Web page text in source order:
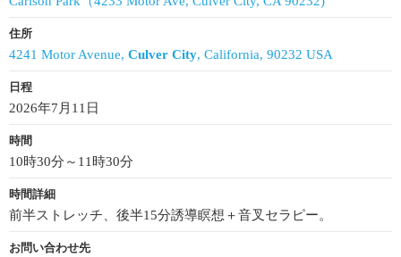
住所
4241 Motor Avenue, Culver City, California, 90232 USA
日程
2026年7月11日
時間
10時30分～11時30分
時間詳細
前半ストレッチ、後半15分誘導瞑想＋音叉セラピー。
お問い合わせ先